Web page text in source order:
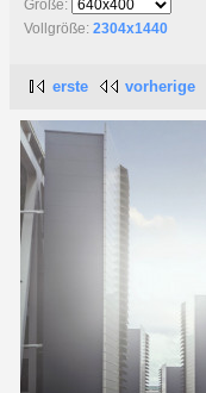
Größe:
Vollgröße: 2304x1440
erste vorherige